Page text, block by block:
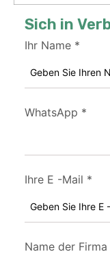
Sich in
Ihr Name *
WhatsApp *
Ihre E -Mail *
Name der Firma